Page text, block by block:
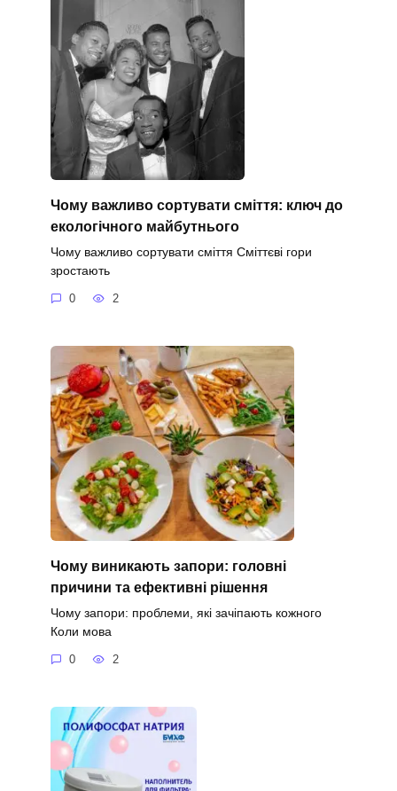
Чому важливо сортувати сміття: ключ до
екологічного майбутнього
Чому важливо сортувати сміття Сміттєві гори
зростають
0 2
Чому виникають запори: головні
причини та ефективні рішення
Чому запори: проблеми, які зачіпають кожного
Коли мова
0 2